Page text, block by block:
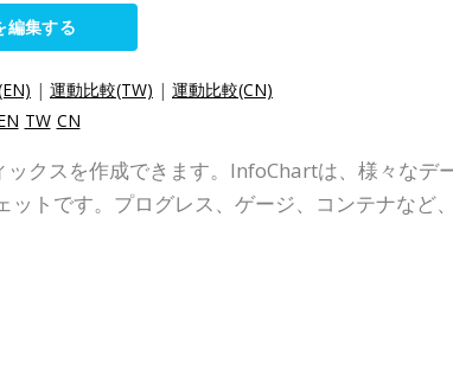
編集する
| 運動比較(TW) | 運動比較(CN)
TW CN
クスを作成できます。InfoChartは、様々なデ
トです。プログレス、ゲージ、コンテナなど